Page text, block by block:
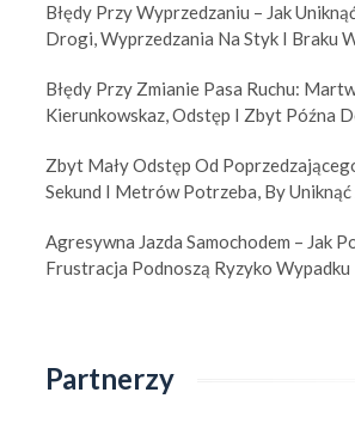
Błędy Przy Wyprzedzaniu – Jak
Drogi, Wyprzedzania Na Styk I Braku
Błędy Przy Zmianie Pasa Ruchu:
Kierunkowskaz, Odstęp I Zbyt Późna
Zbyt Mały Odstęp Od
Sekund I Metrów Potrzeba, By
Agresywna Jazda Samochodem – Jak
Frustracja Podnoszą Ryzyko Wypadku
Partnerzy